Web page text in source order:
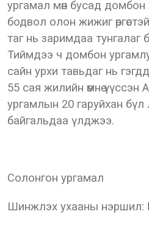
ургамал мөн бусад домбон
бодвол олон жижиг
таг нь заримдаа тунгалаг
Тиймдээ ч домбон
сайн урхи тавьдаг нь
55 сая жилийн өмнө
ургамлын 20 гаруйхан
байгальдаа үлджээ.
Солонгон ургамал
Шинжлэх ухааны нэршил: